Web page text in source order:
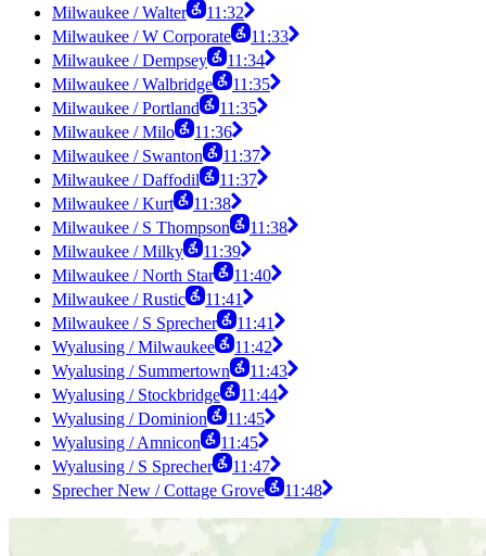
Milwaukee / Walter
11:32
Milwaukee / W Corporate
11:33
Milwaukee / Dempsey
11:34
Milwaukee / Walbridge
11:35
Milwaukee / Portland
11:35
Milwaukee / Milo
11:36
Milwaukee / Swanton
11:37
Milwaukee / Daffodil
11:37
Milwaukee / Kurt
11:38
Milwaukee / S Thompson
11:38
Milwaukee / Milky
11:39
Milwaukee / North Star
11:40
Milwaukee / Rustic
11:41
Milwaukee / S Sprecher
11:41
Wyalusing / Milwaukee
11:42
Wyalusing / Summertown
11:43
Wyalusing / Stockbridge
11:44
Wyalusing / Dominion
11:45
Wyalusing / Amnicon
11:45
Wyalusing / S Sprecher
11:47
Sprecher New / Cottage Grove
11:48